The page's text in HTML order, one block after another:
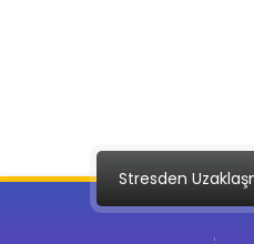
Stresden